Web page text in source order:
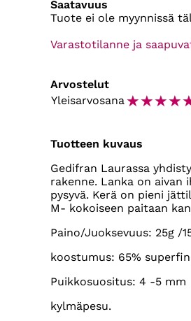
Saatavuus
Tuote ei ole myynnissä
Varastotilanne ja
Arvostelut
Yleisarvosana☆☆☆☆
Tuotteen kuvaus
Gedifran Laurassa
rakenne. Lanka on
pysyvä. Kerä on pieni
M- kokoiseen paitaan
Paino/Juoksevuus: 25g /
koostumus: 65%
Puikkosuositus: 4 -5 mm
kylmäpesu.